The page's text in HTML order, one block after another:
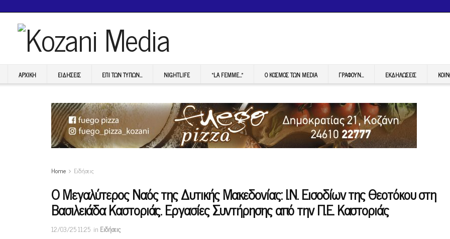
ΑΡΧΙΚΉ ΕΙΔΉΣΕΙΣ ΕΠI ΤΩΝ ΤΥΠΩΝ… NIGHTLIFE “LA FEMME…” Ο ΚΟΣΜΟΣ ΤΩΝ MEDIA ΓΡΆΦΟΥΝ… ΕΚΔΗΛΏΣΕΙΣ
Home Ειδήσεις
Ο Μεγαλύτερος Ναός της Δυτικής Μακεδονίας: Ι.Ν. Εισοδίων της Θεοτόκου στη
Βασιλειάδα Καστοριάς. Εργασίες Συντήρησης από την Π.Ε. Καστοριάς
12/03/25 11:25 in Ειδήσεις